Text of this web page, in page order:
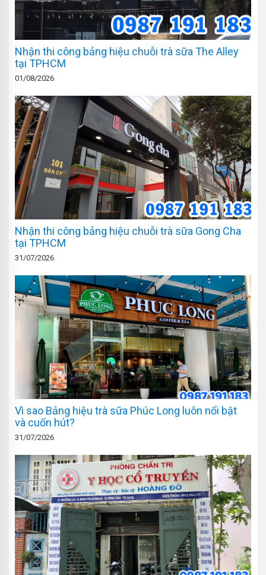
Nhận thi công bảng hiệu chuỗi trà sữa The Alley
tại TPHCM
01/08/2026
Nhận thi công bảng hiệu chuỗi trà sữa Gong Cha
tại TPHCM
31/07/2026
Vì sao Bảng hiệu trà sữa Phúc Long luôn nổi bật
và cuốn hút?
31/07/2026